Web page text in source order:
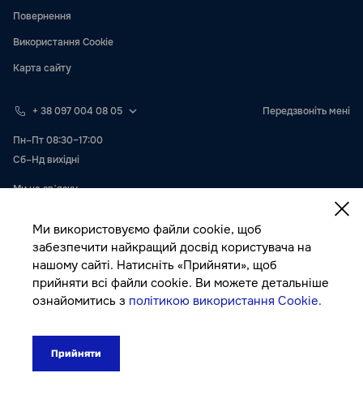
Повернення
Використання Cookie
Карта сайту
+ 38 097 004 08 05 Передзвоніть мені
Пн–Пт 08:30–17:00
Сб–Нд вихідні
Ми на звʼязку
© Autocolor, 2026
Ми використовуємо файли cookie, щоб
забезпечити найкращий досвід користувача на
нашому сайті. Натисніть «Прийняти», щоб
прийняти всі файли cookie. Ви можете детальніше
ознайомитись з політикою використання Cookie.
Прийняти